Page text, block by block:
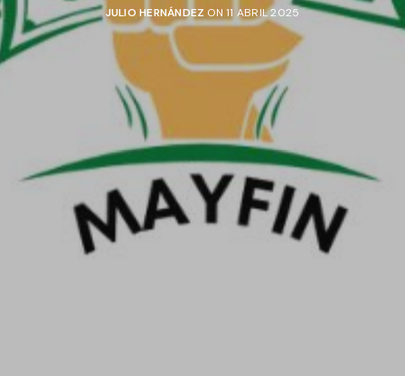
JULIO HERNÁNDEZ ON 11 ABRIL 2025